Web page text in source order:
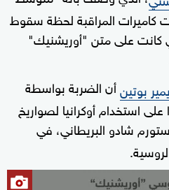
المراقبة لحظة سقوط
كانت على متن "أوريشنيك"
بوتينأن الضربة بواسطة
استخدام أوكرانيا لصواريخ
شادو البريطاني، في